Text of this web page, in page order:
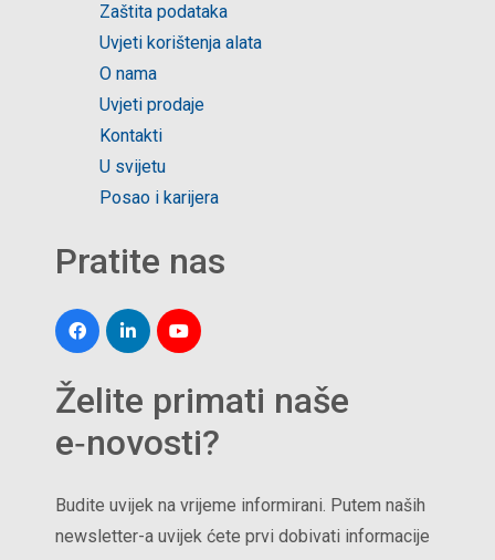
Zaštita podataka
Uvjeti korištenja alata
O nama
Uvjeti prodaje
Kontakti
U svijetu
Posao i karijera
Pratite nas
Želite primati naše
e‑novosti?
Budite uvijek na vrijeme informirani. Putem naših
newsletter-a uvijek ćete prvi dobivati informacije